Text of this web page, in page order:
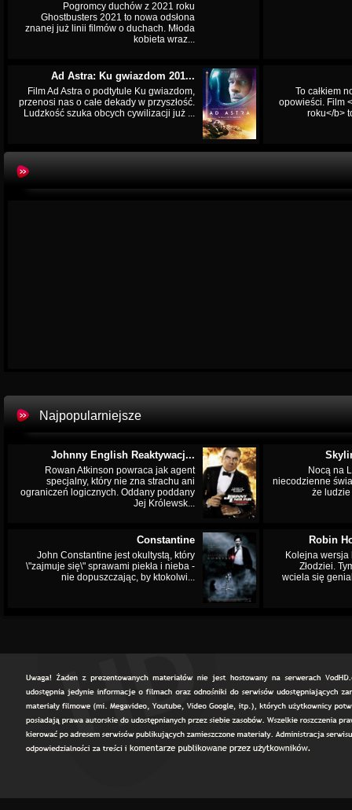
Pogromcy duchów z 2021 roku
Ghostbusters 2021 to nowa odsłona
znanej już linii filmów o duchach. Młoda
kobieta wraz...
Ad Astra: Ku gwiazdom 201...
Film Ad Astra o podtytule Ku gwiazdom,
przenosi nas o całe dekady w przyszłość.
Ludzkość szuka obcych cywilizacji już ...
To całkiem
opowieści. Film
roku</b>
Najpopularniejsze
Johnny English Reaktywacj...
Rowan Atkinson powraca jak agent
specjalny, który nie zna strachu ani
ograniczeń logicznych. Oddany poddany
Jej Królewsk...
Nocą na
niecodzienne
że
Constantine
John Constantine jest okultystą, który
\"zajmuje się\" sprawami piekła i nieba -
nie dopuszczając, by ktokolwi...
Robin
Kolejna wersja
Złodziei.
wciela się